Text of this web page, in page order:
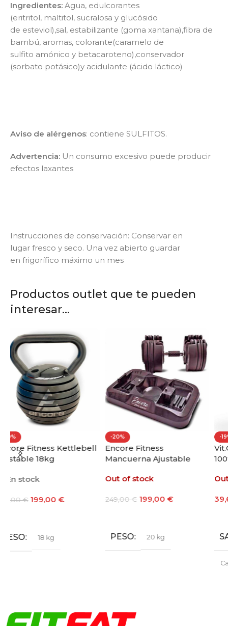
Ingredientes: Agua, edulcorantes
(eritritol, maltitol, sucralosa y glucósido
de esteviol),sal, estabilizante (goma xantana),fibra de
bambú, aromas, colorante(caramelo de
sulfito amónico y betacaroteno),conservador
(sorbato potásico)y acidulante (ácido láctico)
Aviso de alérgenos: contiene SULFITOS.
Advertencia: Un consumo excesivo puede producir
efectos laxantes
Instrucciones de conservación: Conservar en
lugar fresco y seco. Una vez abierto guardar
en frigorífico máximo un mes
Productos outlet que te pueden
interesar...
-20%
Encore Fitness
Mancuerna Ajustable
Out of stock
249,00€ 199,00
PESO
-19%
Vit.O.Best Whey Protein
100% 1000g
Out of stock
39,60€ - 48,60
SABOR